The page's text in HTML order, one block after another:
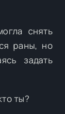
снять
раны, но
задать
ты?